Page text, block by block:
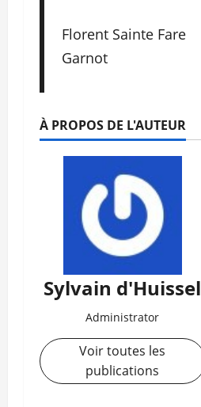
Florent Sainte Fare
Garnot
À PROPOS DE L'AUTEUR
Sylvain d'Huissel
Administrator
Voir toutes les
publications